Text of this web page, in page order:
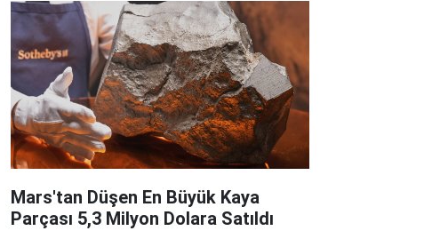
Mars'tan Düşen En Büyük Kaya
Parçası 5,3 Milyon Dolara Satıldı